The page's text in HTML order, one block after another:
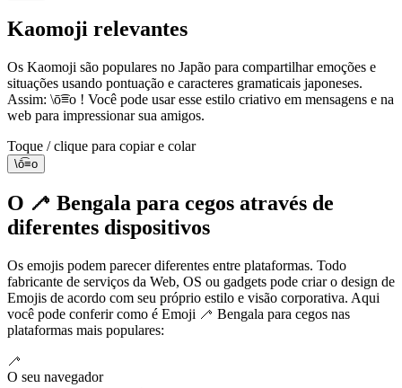
Kaomoji relevantes
Os Kaomoji são populares no Japão para compartilhar emoções e
situações usando pontuação e caracteres gramaticais japoneses.
Assim: \ō͡≡o ! Você pode usar esse estilo criativo em mensagens e na
web para impressionar sua amigos.
Toque / clique para copiar e colar
\ō͡≡o
O 🦯 Bengala para cegos através de
diferentes dispositivos
Os emojis podem parecer diferentes entre plataformas. Todo
fabricante de serviços da Web, OS ou gadgets pode criar o design de
Emojis de acordo com seu próprio estilo e visão corporativa. Aqui
você pode conferir como é Emoji 🦯 Bengala para cegos nas
plataformas mais populares:
🦯
O seu navegador